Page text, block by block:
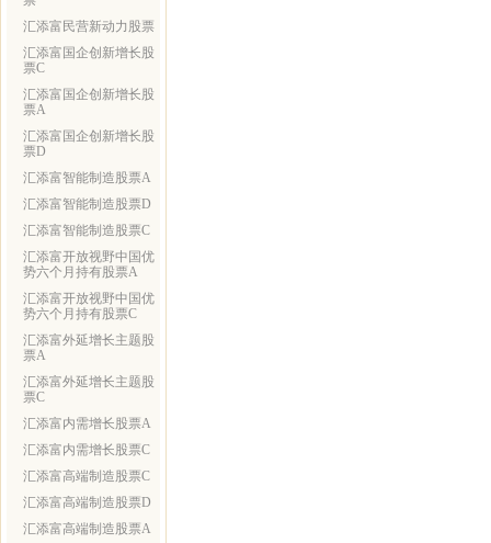
汇添富民营新动力股票
汇添富国企创新增长股
票C
汇添富国企创新增长股
票A
汇添富国企创新增长股
票D
汇添富智能制造股票A
汇添富智能制造股票D
汇添富智能制造股票C
汇添富开放视野中国优
势六个月持有股票A
汇添富开放视野中国优
势六个月持有股票C
汇添富外延增长主题股
票A
汇添富外延增长主题股
票C
汇添富内需增长股票A
汇添富内需增长股票C
汇添富高端制造股票C
汇添富高端制造股票D
汇添富高端制造股票A